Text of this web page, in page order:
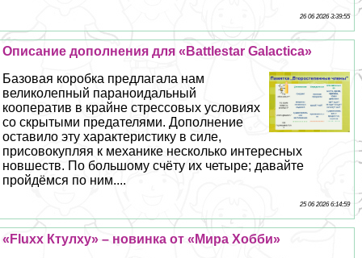
26 06 2026 3:39:55
Описание дополнения для «Battlestar Galactica»
Базовая коробка предлагала нам
великолепный параноидальный
кооператив в крайне стрессовых условиях
со скрытыми предателями. Дополнение
оставило эту хаpaктеристику в силе,
присовокупляя к механике несколько интересных
новшеств. По большому счёту их четыре; давайте
пройдёмся по ним....
25 06 2026 6:14:59
«Fluxx Ктулху» – новинка от «Мира Хобби»